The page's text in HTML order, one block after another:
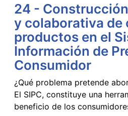
24 -
y colaborativa de
productos en el
Información de
Consumidor
¿Qué problema pretende
El SIPC, constituye una
beneficio de los